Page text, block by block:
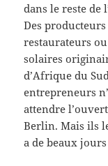
dans le reste de
Des
restaurateurs
solaires
d’Afrique du
entrepreneurs
attendre
Berlin. Mais ils
a de beaux